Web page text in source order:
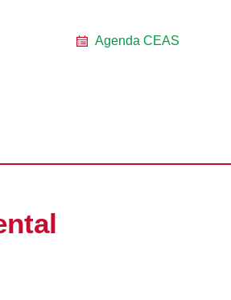
Agenda CEAS